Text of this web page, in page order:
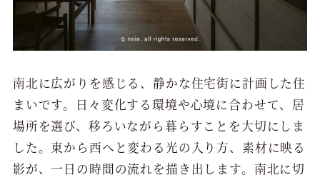
南北に広がりを感じる、静かな住宅街に計画した住
まいです。日々変化する環境や心境に合わせて、居
場所を選び、移ろいながら暮らすことを大切にしま
した。東から西へと変わる光の入り方、素材に映る
影が、一日の時間の流れを描き出します。南北に切